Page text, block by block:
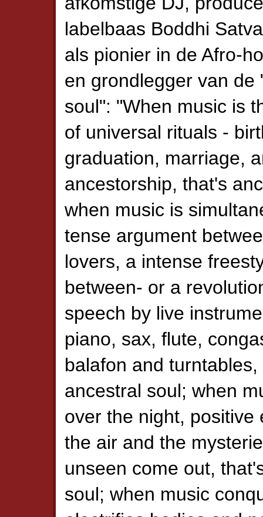
labelbaas Boddhi
als pionier in de Afro-
en grondlegger van de
soul": "When music is
of universal rituals -
graduation, marriage,
ancestorship, that's
when music is
tense argument
lovers, a intense
between- or a
speech by live
piano, sax, flute,
balafon and turntables,
ancestral soul; when
over the night, positive
the air and the
unseen come out,
soul; when music